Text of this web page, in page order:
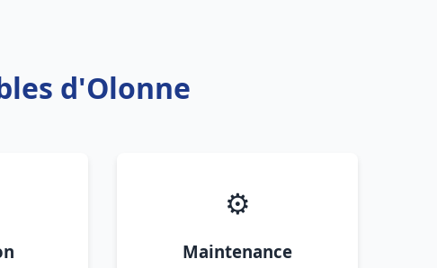
d'Olonne
⚙️
Maintenance